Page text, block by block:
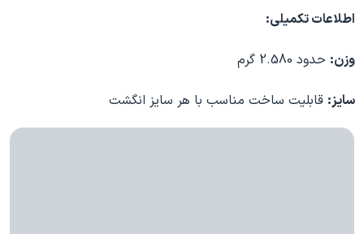
اطلاعات تکمیلی:
وزن: حدود 2.580 گرم
سایز: قابلیت ساخت مناسب با هر سایز انگشت